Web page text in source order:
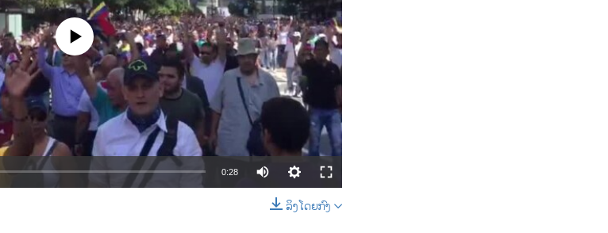
SHARE
source currently available
0:28
ລິງໂດຍກົງ